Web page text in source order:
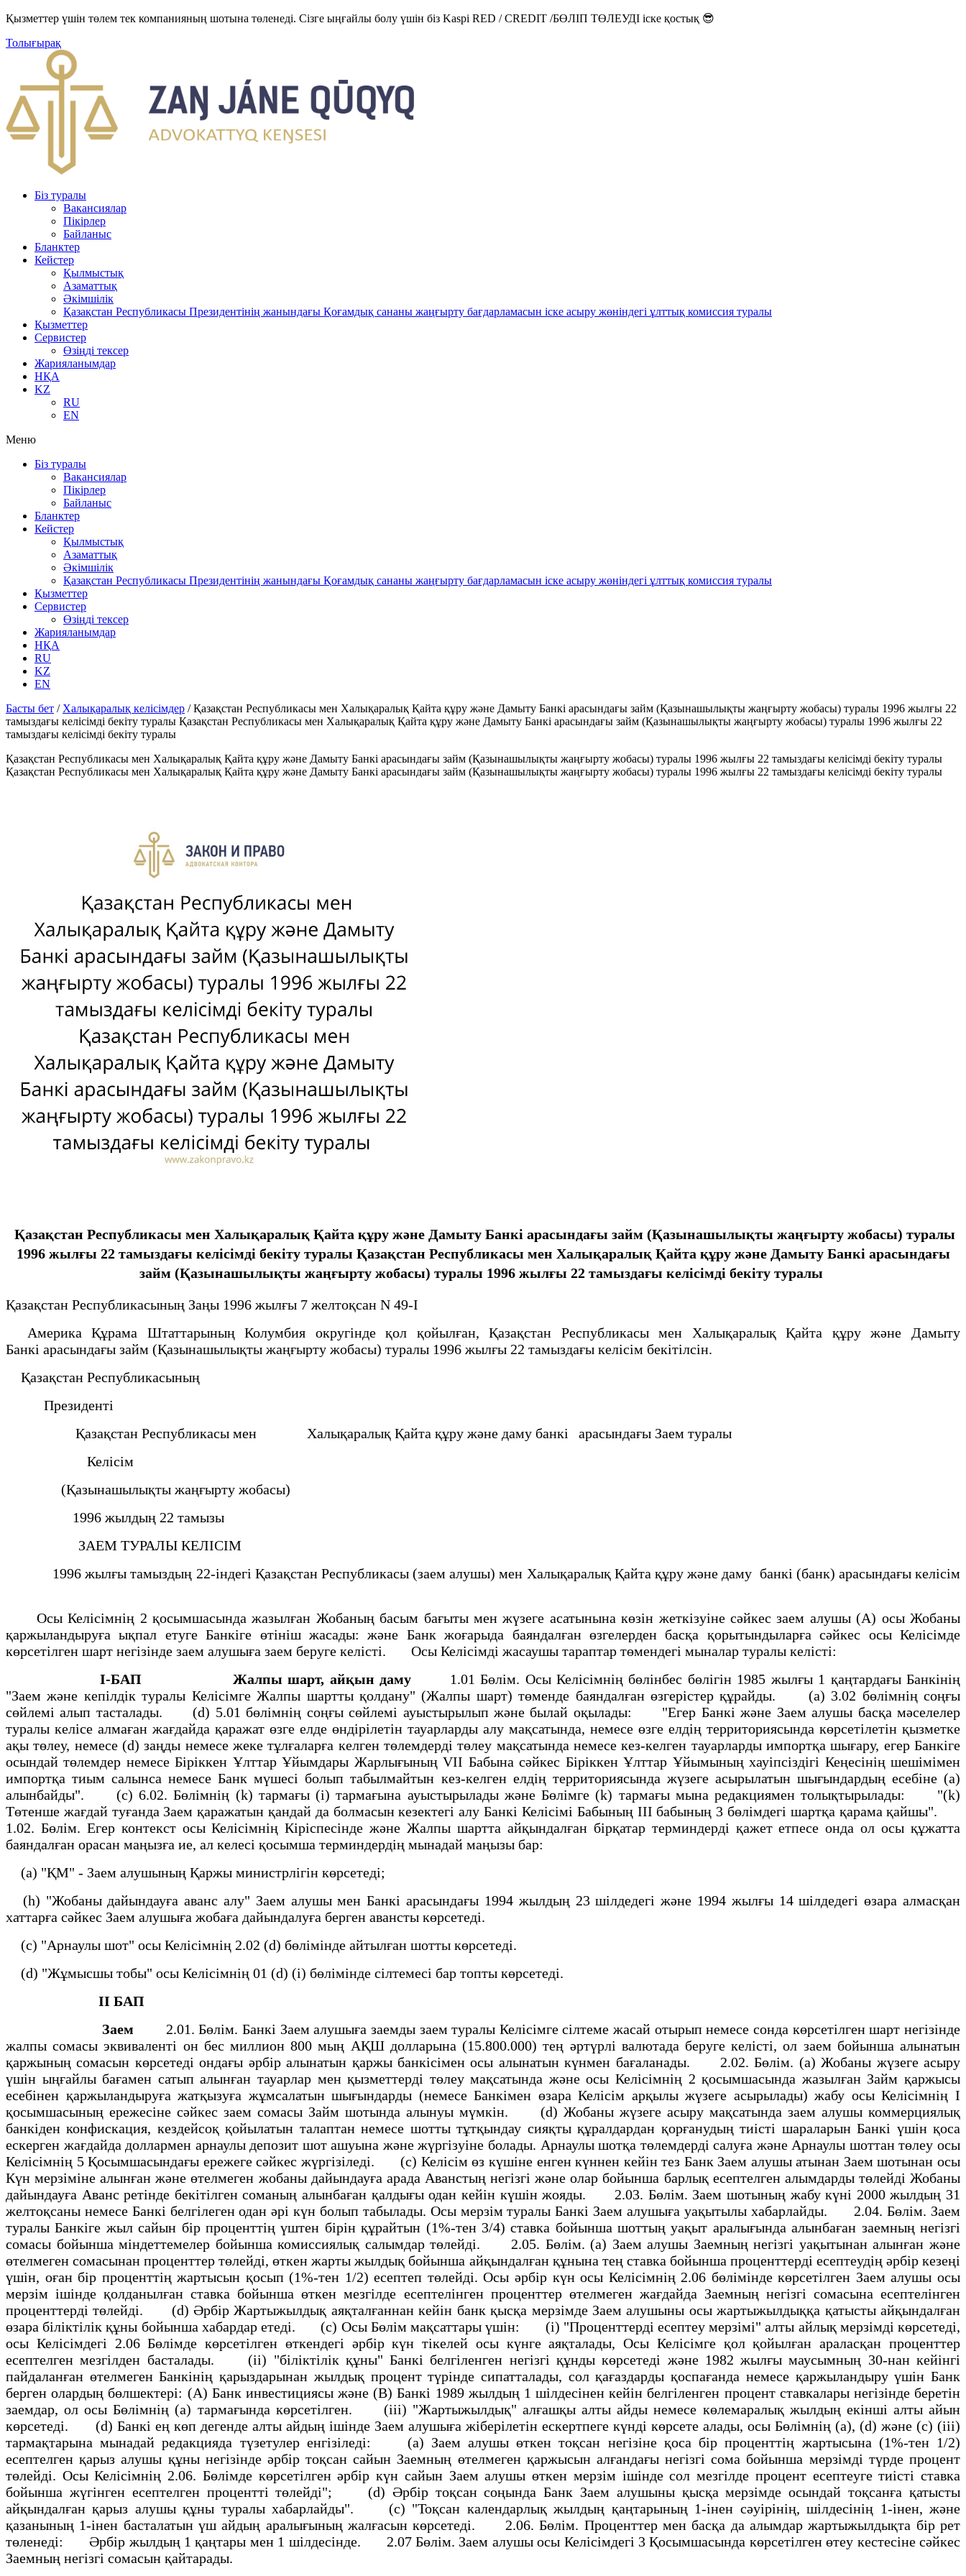
Қызметтер үшін төлем тек компанияның шотына төленеді. Сізге ыңғайлы болу үшін біз Kaspi RED / CREDIT /БӨЛІП ТӨЛЕУДІ іске қостық 😎
Толығырақ
Біз туралы
Вакансиялар
Пікірлер
Байланыс
Бланктер
Кейстер
Қылмыстық
Азаматтық
Әкімшілік
Қазақстан Республикасы Президентінің жанындағы Қоғамдық сананы жаңғырту бағдарламасын іске асыру жөніндегі ұлттық комиссия туралы
Қызметтер
Сервистер
Өзіңді тексер
Жарияланымдар
НҚА
KZ
RU
EN
Меню
Біз туралы
Вакансиялар
Пікірлер
Байланыс
Бланктер
Кейстер
Қылмыстық
Азаматтық
Әкімшілік
Қазақстан Республикасы Президентінің жанындағы Қоғамдық сананы жаңғырту бағдарламасын іске асыру жөніндегі ұлттық комиссия туралы
Қызметтер
Сервистер
Өзіңді тексер
Жарияланымдар
НҚА
RU
KZ
EN
Басты бет / Халықаралық келісімдер /Қазақстан Республикасы мен Халықаралық Қайта құру және Дамыту Банкi арасындағы займ (Қазынашылықты жаңғырту жобасы) туралы 1996 жылғы 22
тамыздағы келiсiмдi бекiту туралы Қазақстан Республикасы мен Халықаралық Қайта құру және Дамыту Банкi арасындағы займ (Қазынашылықты жаңғырту жобасы) туралы 1996 жылғы 22
тамыздағы келiсiмді бекіту туралы
Қазақстан Республикасы мен Халықаралық Қайта құру және Дамыту Банкi арасындағы займ (Қазынашылықты жаңғырту жобасы) туралы 1996 жылғы 22 тамыздағы келiсiмдi бекiту туралы
Қазақстан Республикасы мен Халықаралық Қайта құру және Дамыту Банкi арасындағы займ (Қазынашылықты жаңғырту жобасы) туралы 1996 жылғы 22 тамыздағы келiсiмді бекіту туралы
Қазақстан Республикасы мен Халықаралық Қайта құру және Дамыту Банкi арасындағы займ (Қазынашылықты жаңғырту жобасы) туралы
1996 жылғы 22 тамыздағы келiсiмдi бекiту туралы Қазақстан Республикасы мен Халықаралық Қайта құру және Дамыту Банкi арасындағы
займ (Қазынашылықты жаңғырту жобасы) туралы 1996 жылғы 22 тамыздағы келiсiмді бекіту туралы
Қазақстан Республикасының Заңы 1996 жылғы 7 желтоқсан N 49-I
Америка Құрама Штаттарының Колумбия округiнде қол қойылған, Қазақстан Республикасы мен Халықаралық Қайта құру және Дамыту
Банкi арасындағы займ (Қазынашылықты жаңғырту жобасы) туралы 1996 жылғы 22 тамыздағы келiсiм бекiтiлсiн.
Қазақстан Республикасының
Президентi
Қазақстан Республикасы мен Халықаралық Қайта құру және даму банкi арасындағы Заем туралы
Келісім
(Қазынашылықты жаңғырту жобасы)
1996 жылдың 22 тамызы
ЗАЕМ ТУРАЛЫ КЕЛIСIМ
1996 жылғы тамыздың 22-iндегi Қазақстан Республикасы (заем алушы) мен Халықаралық Қайта құру және даму банкi (банк) арасындағы келiсiм
Осы Келiсiмнiң 2 қосымшасында жазылған Жобаның басым бағыты мен жүзеге асатынына көзiн жеткiзуiне сәйкес заем алушы (А) осы Жобаны
қаржыландыруға ықпал етуге Банкiге өтiнiш жасады: және Банк жоғарыда баяндалған өзгелерден басқа қорытындыларға сәйкес осы Келiсiмде
көрсетiлген шарт негiзiнде заем алушыға заем беруге келiстi. Осы Келiсiмдi жасаушы тараптар төмендегi мыналар туралы келiстi:
I-БАП Жалпы шарт, айқын даму
1.01 Бөлiм. Осы Келiсiмнiң бөлiнбес бөлiгiн 1985 жылғы 1 қаңтардағы Банкiнiң
"Заем және кепiлдiк туралы Келiсiмге Жалпы шартты қолдану" (Жалпы шарт) төменде баяндалған өзгерiстер құрайды. (a) 3.02 бөлiмнiң соңғы
сөйлемi алып тасталады. (d) 5.01 бөлiмнiң соңғы сөйлемi ауыстырылып және былай оқылады: "Егер Банкi және Заем алушы басқа мәселелер
туралы келiсе алмаған жағдайда қаражат өзге елде өндiрiлетiн тауарларды алу мақсатында, немесе өзге елдiң территориясында көрсетiлетiн қызметке
ақы төлеу, немесе (d) заңды немесе жеке тұлғаларға келген төлемдердi төлеу мақсатында немесе кез-келген тауарларды импортқа шығару, егер Банкiге
осындай төлемдер немесе Бiрiккен Ұлттар Ұйымдары Жарлығының VII Бабына сәйкес Бiрiккен Ұлттар Ұйымының хауiпсiздiгi Кеңесiнiң шешiмiмен
импортқа тиым салынса немесе Банк мүшесi болып табылмайтын кез-келген елдiң территориясында жүзеге асырылатын шығындардың есебiне (a)
алынбайды". (c) 6.02. Бөлiмнiң (k) тармағы (i) тармағына ауыстырылады және Бөлiмге (k) тармағы мына редакциямен толықтырылады: "(k)
Төтенше жағдай туғанда Заем қаражатын қандай да болмасын кезектегi алу Банкi Келiсiмi Бабының III бабының 3 бөлiмдегi шартқа қарама қайшы".
1.02. Бөлiм. Егер контекст осы Келiсiмнiң Кiрiспесiнде және Жалпы шартта айқындалған бiрқатар терминдердi қажет етпесе онда ол осы құжатта
баяндалған орасан маңызға ие, ал келесi қосымша терминдердiң мынадай маңызы бар:
(a) "ҚМ" - Заем алушының Қаржы министрлiгiн көрсетедi;
(h) "Жобаны дайындауға аванс алу" Заем алушы мен Банкi арасындағы 1994 жылдың 23 шiлдедегi және 1994 жылғы 14 шiлдедегi өзара алмасқан
хаттарға сәйкес Заем алушыға жобаға дайындалуға берген авансты көрсетедi.
(c) "Арнаулы шот" осы Келiсiмнiң 2.02 (d) бөлiмiнде айтылған шотты көрсетедi.
(d) "Жұмысшы тобы" осы Келiсiмнiң 01 (d) (i) бөлiмiнде сiлтемесi бар топты көрсетедi.
II БАП
Заем
2.01. Бөлiм. Банкi Заем алушыға заемды заем туралы Келiсiмге сiлтеме жасай отырып немесе сонда көрсетiлген шарт негiзiнде
жалпы сомасы эквивалентi он бес миллион 800 мың АҚШ долларына (15.800.000) тең әртүрлi валютада беруге келiстi, ол заем бойынша алынатын
қаржының сомасын көрсетедi ондағы әрбiр алынатын қаржы банкiсiмен осы алынатын күнмен бағаланады. 2.02. Бөлiм. (a) Жобаны жүзеге асыру
үшiн ыңғайлы бағамен сатып алынған тауарлар мен қызметтердi төлеу мақсатында және осы Келiсiмнiң 2 қосымшасында жазылған Займ қаржысы
есебiнен қаржыландыруға жатқызуға жұмсалатын шығындарды (немесе Банкiмен өзара Келiсiм арқылы жүзеге асырылады) жабу осы Келiсiмнiң I
қосымшасының ережесiне сәйкес заем сомасы Займ шотында алынуы мүмкiн. (d) Жобаны жүзеге асыру мақсатында заем алушы коммерциялық
банкiден конфискация, кездейсоқ қойылатын талаптан немесе шотты тұтқындау сияқты құралдардан қорғанудың тиiстi шараларын Банкi үшiн қоса
ескерген жағдайда доллармен арнаулы депозит шот ашуына және жүргiзуiне болады. Арнаулы шотқа төлемдердi салуға және Арнаулы шоттан төлеу осы
Келiсiмнiң 5 Қосымшасындағы ережеге сәйкес жүргiзiледi. (c) Келiсiм өз күшiне енген күннен кейiн тез Банк Заем алушы атынан Заем шотынан осы
Күн мерзiмiне алынған және өтелмеген жобаны дайындауға арада Аванстың негiзгi және олар бойынша барлық есептелген алымдарды төлейдi Жобаны
дайындауға Аванс ретiнде бекiтiлген соманың алынбаған қалдығы одан кейiн күшiн жояды. 2.03. Бөлiм. Заем шотының жабу күнi 2000 жылдың 31
желтоқсаны немесе Банкi белгiлеген одан әрi күн болып табылады. Осы мерзiм туралы Банкi Заем алушыға уақытылы хабарлайды. 2.04. Бөлiм. Заем
туралы Банкiге жыл сайын бiр проценттiң үштен бiрiн құрайтын (1%-тен 3/4) ставка бойынша шоттың уақыт аралығында алынбаған заемның негiзгi
сомасы бойынша мiндеттемелер бойынша комиссиялық салымдар төлейдi. 2.05. Бөлiм. (а) Заем алушы Заемның негiзгi уақытынан алынған және
өтелмеген сомасынан проценттер төлейдi, өткен жарты жылдық бойынша айқындалған құнына тең ставка бойынша проценттердi есептеудiң әрбiр кезеңi
үшiн, оған бiр проценттiң жартысын қосып (1%-тен 1/2) есептеп төлейдi. Осы әрбiр күн осы Келiсiмнiң 2.06 бөлiмiнде көрсетiлген Заем алушы осы
мерзiм iшiнде қолданылған ставка бойынша өткен мезгiлде есептелiнген проценттер өтелмеген жағдайда Заемның негiзгi сомасына есептелiнген
проценттердi төлейдi. (d) Әрбiр Жартыжылдық аяқталғаннан кейiн банк қысқа мерзiмде Заем алушыны осы жартыжылдыққа қатысты айқындалған
өзара бiлiктiлiк құны бойынша хабардар етедi. (c) Осы Бөлiм мақсаттары үшiн: (i) "Проценттердi есептеу мерзiмi" алты айлық мерзiмдi көрсетедi,
осы Келiсiмдегi 2.06 Бөлiмде көрсетiлген өткендегi әрбiр күн тiкелей осы күнге аяқталады, Осы Келiсiмге қол қойылған араласқан проценттер
есептелген мезгiлден басталады. (ii) "бiлiктiлiк құны" Банкi белгiленген негiзгi құнды көрсетедi және 1982 жылғы маусымның 30-нан кейiнгi
пайдаланған өтелмеген Банкiнiң қарыздарынан жылдық процент түрiнде сипатталады, сол қағаздарды қоспағанда немесе қаржыландыру үшiн Банк
берген олардың бөлшектерi: (A) Банк инвестициясы және (B) Банкi 1989 жылдың 1 шiлдесiнен кейiн белгiленген процент ставкалары негiзiнде беретiн
заемдар, ол осы Бөлiмнiң (a) тармағында көрсетiлген. (iii) "Жартыжылдық" алғашқы алты айды немесе көлемаралық жылдың екiншi алты айын
көрсетедi. (d) Банкi ең көп дегенде алты айдың iшiнде Заем алушыға жiберiлетiн ескертпеге күндi көрсете алады, осы Бөлiмнiң (а), (d) және (c) (iii)
тармақтарына мынадай редакцияда түзетулер енгiзiледi: (a) Заем алушы өткен тоқсан негiзiне қоса бiр проценттiң жартысына (1%-тен 1/2)
есептелген қарыз алушы құны негiзiнде әрбiр тоқсан сайын Заемның өтелмеген қаржысын алғандағы негiзгi сома бойынша мерзiмдi түрде процент
төлейдi. Осы Келiсiмнiң 2.06. Бөлiмде көрсетiлген әрбiр күн сайын Заем алушы өткен мерзiм iшiнде сол мезгiлде процент есептеуге тиiстi ставка
бойынша жүгiнген есептелген проценттi төлейдi"; (d) Әрбiр тоқсан соңында Банк Заем алушыны қысқа мерзiмде осындай тоқсанға қатысты
айқындалған қарыз алушы құны туралы хабарлайды". (c) "Тоқсан календарлық жылдың қаңтарының 1-iнен сәуiрiнiң, шiлдесiнiң 1-iнен, және
қазанының 1-iнен басталатын үш айдың аралығының жалғасын көрсетедi. 2.06. Бөлiм. Проценттер мен басқа да алымдар жартыжылдықта бiр рет
төленедi: Әрбiр жылдың 1 қаңтары мен 1 шiлдесiнде. 2.07 Бөлiм. Заем алушы осы Келiсiмдегi 3 Қосымшасында көрсетiлген өтеу кестесiне сәйкес
Заемның негiзгi сомасын қайтарады.